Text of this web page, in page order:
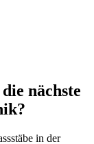
nächste
in der